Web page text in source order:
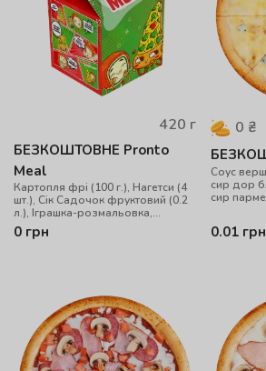
420 г
БЕЗКОШТОВНЕ Pronto
Meal
Картопля фрі (100 г.), Нагетси (4
шт.), Сік Садочок фруктовий (0.2
л.), Іграшка-розмальовка,
повітряна кулька
0 грн
0 ₴
Cоус
сир дор
сир
0.01 грн